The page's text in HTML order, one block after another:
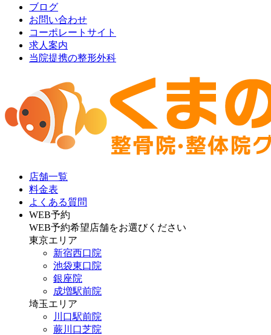
ブログ
お問い合わせ
コーポレートサイト
求人案内
当院提携の整形外科
店舗一覧
料金表
よくある質問
WEB予約
WEB予約希望店舗をお選びください
東京エリア
新宿西口院
池袋東口院
銀座院
成増駅前院
埼玉エリア
川口駅前院
蕨川口芝院